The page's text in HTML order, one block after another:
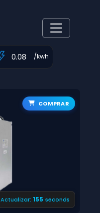
/kwh
COMPRAR
Actualizar: 154 seconds